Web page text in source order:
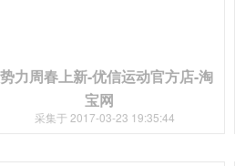
力周春上新-优信运动官方店-淘
宝网
采集于 2017-03-23 19:35:44